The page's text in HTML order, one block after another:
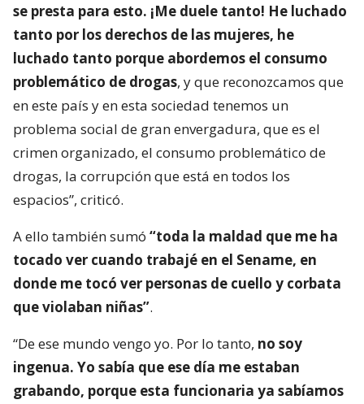
se presta para esto. ¡Me duele tanto! He luchado
tanto por los derechos de las mujeres, he
luchado tanto porque abordemos el consumo
problemático de drogas, y que reconozcamos que
en este país y en esta sociedad tenemos un
problema social de gran envergadura, que es el
crimen organizado, el consumo problemático de
drogas, la corrupción que está en todos los
espacios”, criticó.
A ello también sumó “toda la maldad que me ha
tocado ver cuando trabajé en el Sename, en
donde me tocó ver personas de cuello y corbata
que violaban niñas”.
“De ese mundo vengo yo. Por lo tanto, no soy
ingenua. Yo sabía que ese día me estaban
grabando, porque esta funcionaria ya sabíamos